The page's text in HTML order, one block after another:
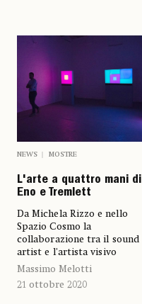
NEWS MOSTRE
L'arte a quattro mani di
Eno e Tremlett
Da Michela Rizzo e nello
Spazio Cosmo la
collaborazione tra il sound
artist e l'artista visivo
Massimo Melotti
21 ottobre 2020